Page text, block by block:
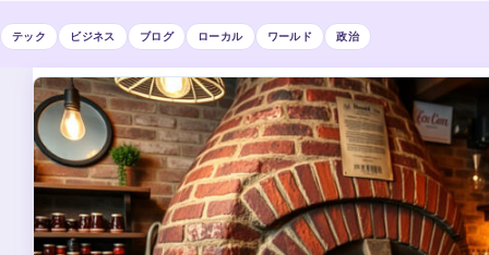
テック ビジネス ブログ ローカル ワールド 政治